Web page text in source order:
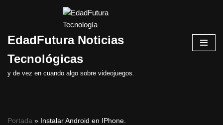
al
EdadFutura Noticias
Tecnológicas
y de vez en cuando algo sobre videojuegos.
Portada » Instalar Android en IPhone.